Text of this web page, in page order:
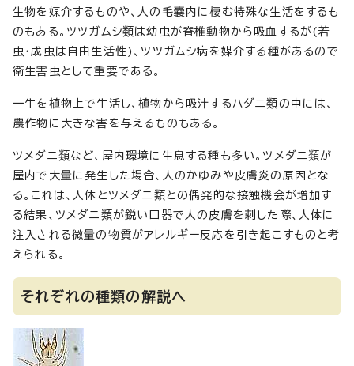
生物を媒介するものや、人の毛嚢内に棲む特殊な生活をするも
のもある。ツツガムシ類は幼虫が脊椎動物から吸血するが(若
虫・成虫は自由生活性)、ツツガムシ病を媒介する種があるので
衛生害虫として重要である。
一生を植物上で生活し、植物から吸汁するハダニ類の中には、
農作物に大きな害を与えるものもある。
ツメダニ類など、屋内環境に生息する種も多い。ツメダニ類が
屋内で大量に発生した場合、人のかゆみや皮膚炎の原因とな
る。これは、人体とツメダニ類との偶発的な接触機会が増加す
る結果、ツメダニ類が鋭い口器で人の皮膚を刺した際、人体に
注入される微量の物質がアレルギー反応を引き起こすものと考
えられる。
それぞれの種類の解説へ